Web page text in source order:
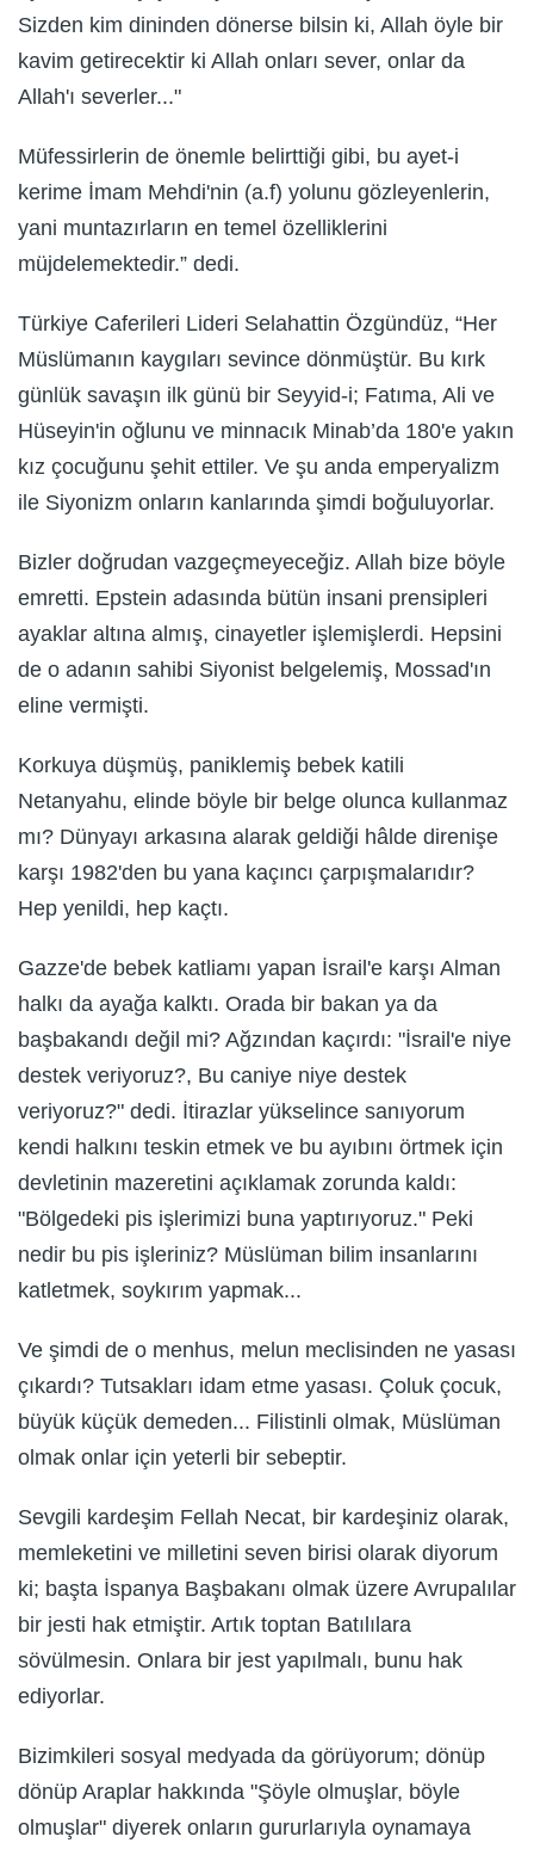
Sizden kim dininden dönerse bilsin ki, Allah öyle bir
kavim getirecektir ki Allah onları sever, onlar da
Allah'ı severler..."
Müfessirlerin de önemle belirttiği gibi, bu ayet-i
kerime İmam Mehdi'nin (a.f) yolunu gözleyenlerin,
yani muntazırların en temel özelliklerini
müjdelemektedir.” dedi.
Türkiye Caferileri Lideri Selahattin Özgündüz, “Her
Müslümanın kaygıları sevince dönmüştür. Bu kırk
günlük savaşın ilk günü bir Seyyid-i; Fatıma, Ali ve
Hüseyin'in oğlunu ve minnacık Minab’da 180'e yakın
kız çocuğunu şehit ettiler. Ve şu anda emperyalizm
ile Siyonizm onların kanlarında şimdi boğuluyorlar.
Bizler doğrudan vazgeçmeyeceğiz. Allah bize böyle
emretti. Epstein adasında bütün insani prensipleri
ayaklar altına almış, cinayetler işlemişlerdi. Hepsini
de o adanın sahibi Siyonist belgelemiş, Mossad'ın
eline vermişti.
Korkuya düşmüş, paniklemiş bebek katili
Netanyahu, elinde böyle bir belge olunca kullanmaz
mı? Dünyayı arkasına alarak geldiği hâlde direnişe
karşı 1982'den bu yana kaçıncı çarpışmalarıdır?
Hep yenildi, hep kaçtı.
Gazze'de bebek katliamı yapan İsrail'e karşı Alman
halkı da ayağa kalktı. Orada bir bakan ya da
başbakandı değil mi? Ağzından kaçırdı: "İsrail'e niye
destek veriyoruz?, Bu caniye niye destek
veriyoruz?" dedi. İtirazlar yükselince sanıyorum
kendi halkını teskin etmek ve bu ayıbını örtmek için
devletinin mazeretini açıklamak zorunda kaldı:
"Bölgedeki pis işlerimizi buna yaptırıyoruz." Peki
nedir bu pis işleriniz? Müslüman bilim insanlarını
katletmek, soykırım yapmak...
Ve şimdi de o menhus, melun meclisinden ne yasası
çıkardı? Tutsakları idam etme yasası. Çoluk çocuk,
büyük küçük demeden... Filistinli olmak, Müslüman
olmak onlar için yeterli bir sebeptir.
Sevgili kardeşim Fellah Necat, bir kardeşiniz olarak,
memleketini ve milletini seven birisi olarak diyorum
ki; başta İspanya Başbakanı olmak üzere Avrupalılar
bir jesti hak etmiştir. Artık toptan Batılılara
sövülmesin. Onlara bir jest yapılmalı, bunu hak
ediyorlar.
Bizimkileri sosyal medyada da görüyorum; dönüp
dönüp Araplar hakkında "Şöyle olmuşlar, böyle
olmuşlar" diyerek onların gururlarıyla oynamaya